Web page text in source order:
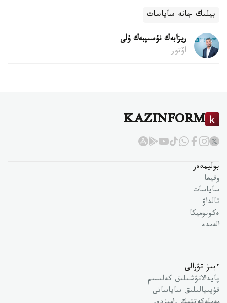
بيلىك جانە ساياسات
ريزابەك نۇسىپبەك ۇلى
اۆتور
KAZINFORM
بوليمدەر
وقيعا
ساياسات
تالداۋ
ەكونوميكا
الەمدە
ءبىز تۋرالى
پايدالانۋشىلىق كەلىسىم
قۇپىيالىلىق ساياساتى